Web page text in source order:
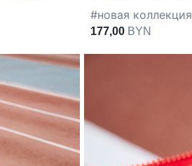
#новая коллекция
177,00 BYN